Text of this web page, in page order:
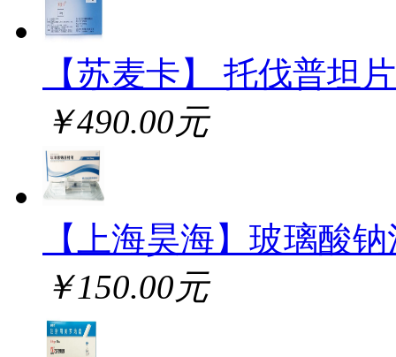
【苏麦卡】 托伐普坦片
￥490.00元
【上海昊海】玻璃酸
￥150.00元